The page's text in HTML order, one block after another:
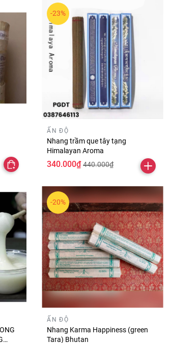
-23%
ẤN ĐỘ
Nhang trầm que tây tạng
Himalayan Aroma
340.000₫ 440.000₫
-20%
ẤN ĐỘ
Nhang Karma Happiness (green
Tara) Bhutan